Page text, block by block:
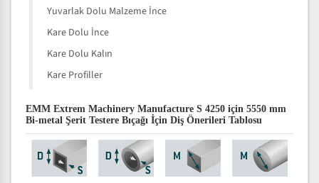
Yuvarlak Dolu Malzeme İnce
Kare Dolu İnce
Kare Dolu Kalın
Kare Profiller
EMM Extrem Machinery Manufacture S 4250 için 5550 mm
Bi-metal Şerit Testere Bıçağı İçin Diş Önerileri Tablosu